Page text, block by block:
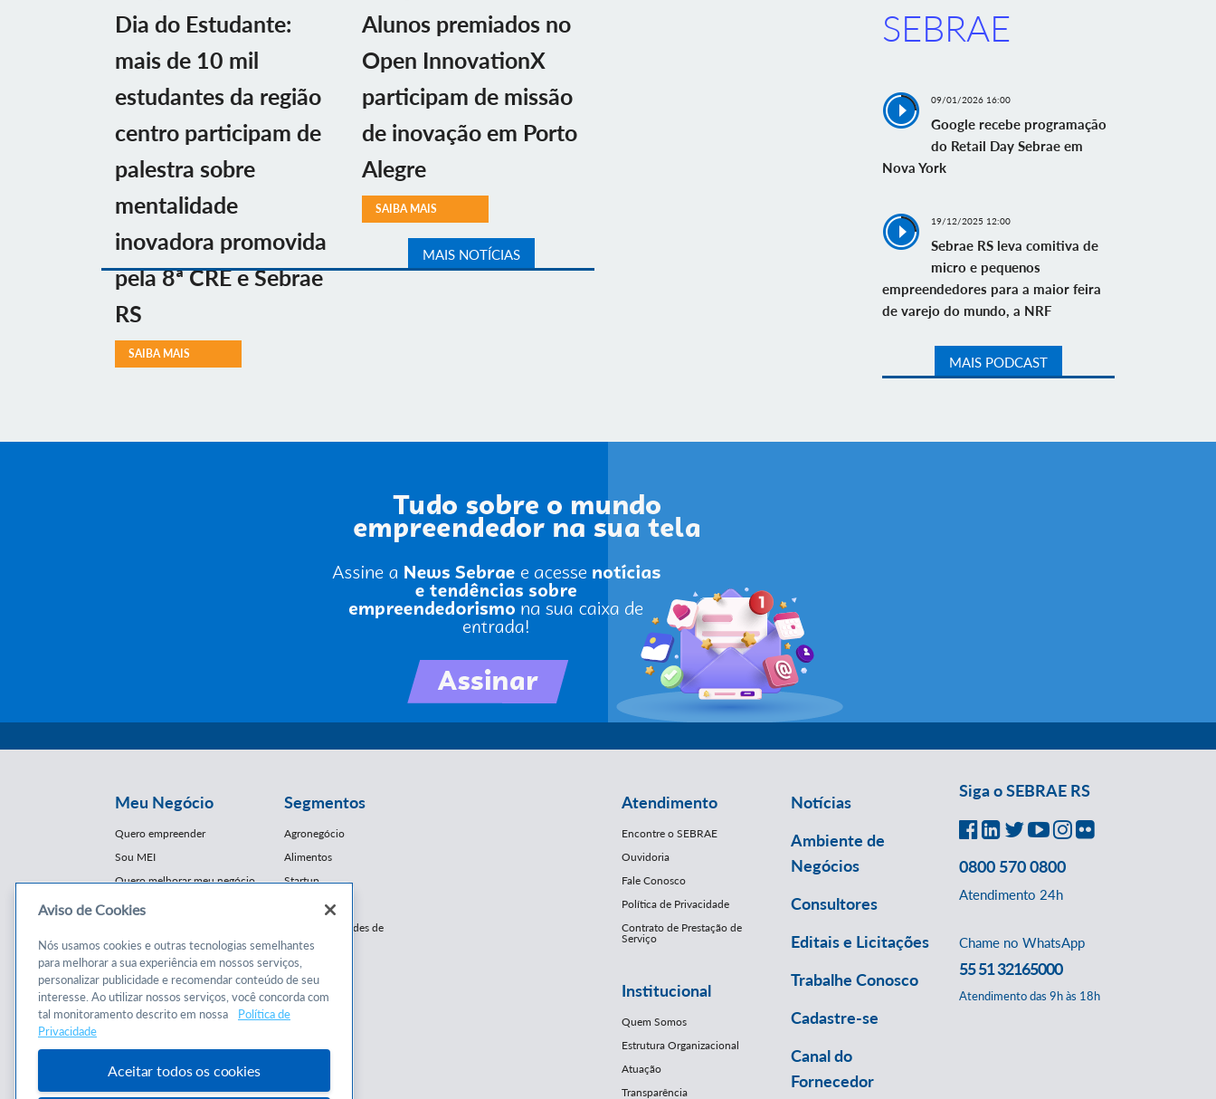
Dia do Estudante:
mais de 10 mil
estudantes da região
centro participam de
palestra sobre
mentalidade
inovadora promovida
pela 8ª CRE e Sebrae
RS
SAIBA MAIS
Alunos premiados no
Open InnovationX
participam de missão
de inovação em Porto
Alegre
SAIBA MAIS
MAIS NOTÍCIAS
SEBRAE
09/01/2026 16:00
Google recebe programação
do Retail Day Sebrae em
Nova York
19/12/2025 12:00
Sebrae RS leva comitiva de
micro e pequenos
empreendedores para a maior feira
de varejo do mundo, a NRF
MAIS PODCAST
Meu Negócio
Quero empreender
Sou MEI
Quero melhorar meu negócio
Conteúdos
Cursos
Consultorias
Segmentos
Agronegócio
Alimentos
Startup
E-Commerce
Franquias / Redes de
Cooperação
Moda
Moveleiro
Saúde
Mercopar
Atendimento
Encontre o SEBRAE
Ouvidoria
Fale Conosco
Política de Privacidade
Contrato de Prestação de
Serviço
Institucional
Quem Somos
Estrutura Organizacional
Atuação
Transparência
Notícias
Ambiente de
Negócios
Consultores
Editais e Licitações
Trabalhe Conosco
Cadastre-se
Canal do
Fornecedor
Siga o SEBRAE RS
0800 570 0800
Atendimento 24h
Chame no WhatsApp
55 51 32165000
Atendimento das 9h às 18h
Aviso de Cookies
Nós usamos cookies e outras tecnologias semelhantes
para melhorar a sua experiência em nossos serviços,
personalizar publicidade e recomendar conteúdo de seu
interesse. Ao utilizar nossos serviços, você concorda com
tal monitoramento descrito em nossa
Política de
Privacidade
Aceitar todos os cookies